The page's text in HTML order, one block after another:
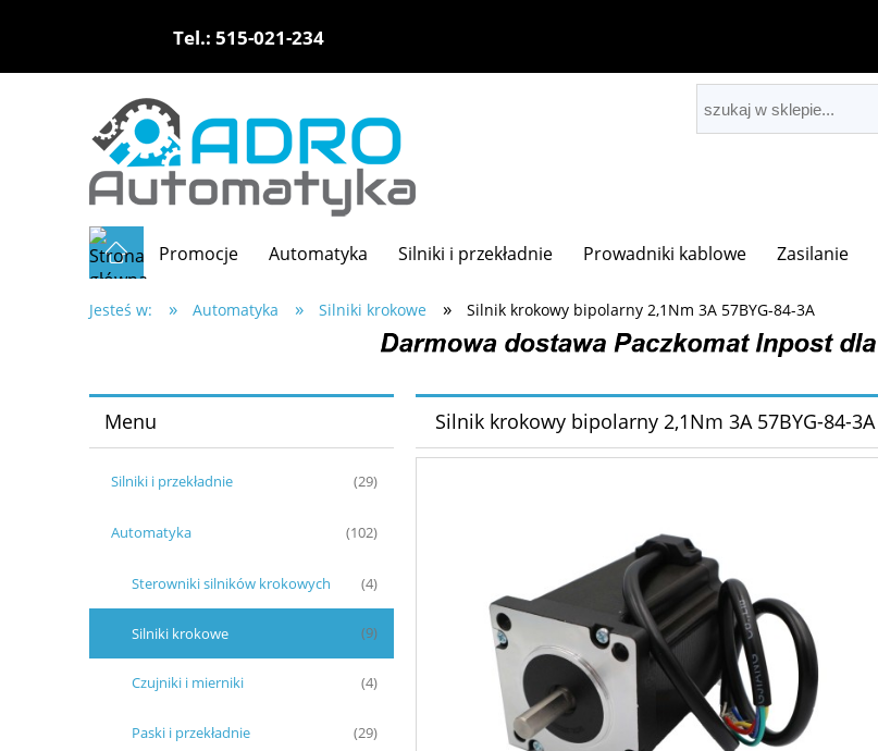
Tel.: 515-021-234
Promocje Automatyka Silniki i przekładnie Prowadniki kablowe Zasilanie
Jesteś w: » Automatyka » Silniki krokowe » Silnik krokowy bipolarny 2,1Nm 3A 57BYG-84-3A
Menu
Silniki i przekładnie (29)
Automatyka (102)
Sterowniki silników krokowych (4)
Silniki krokowe (9)
Czujniki i mierniki (4)
Paski i przekładnie (29)
Silnik krokowy bipolarny 2,1Nm 3A 57BYG-84-3A